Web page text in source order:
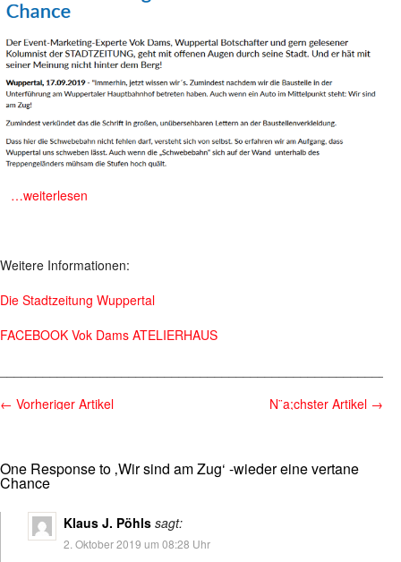
…weiterlesen
Weitere Informationen:
Die Stadtzeitung Wuppertal
FACEBOOK Vok Dams ATELIERHAUS
← Vorheriger Artikel N¨a;chster Artikel →
One Response to ‚Wir sind am Zug‘ -wieder eine vertane
Chance
Klaus J. Pöhls sagt:
2. Oktober 2019 um 08:28 Uhr